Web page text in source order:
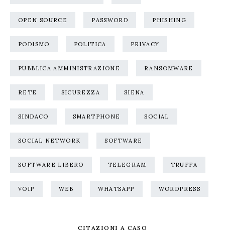
OPEN SOURCE PASSWORD PHISHING
PODISMO POLITICA PRIVACY
PUBBLICA AMMINISTRAZIONE RANSOMWARE
RETE SICUREZZA SIENA
SINDACO SMARTPHONE SOCIAL
SOCIAL NETWORK SOFTWARE
SOFTWARE LIBERO TELEGRAM TRUFFA
VOIP WEB WHATSAPP WORDPRESS
CITAZIONI A CASO